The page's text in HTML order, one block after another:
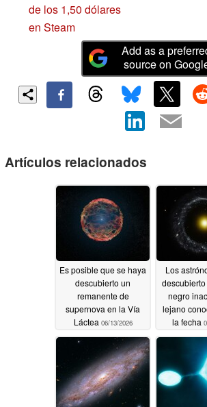
de los 1,50 dólares
en Steam
Add as a
source on
Artículos relacionados
Es posible que se haya
descubierto un
remanente de
supernova en la Vía
Láctea 06/13/2026
Los
negro
lejano
la fecha